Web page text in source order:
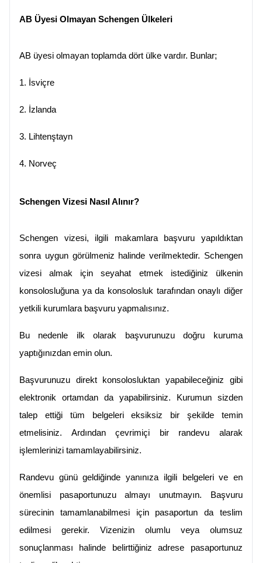
AB Üyesi Olmayan Schengen Ülkeleri
AB üyesi olmayan toplamda dört ülke vardır. Bunlar;
1. İsviçre
2. İzlanda
3. Lihtenştayn
4. Norveç
Schengen Vizesi Nasıl Alınır?
Schengen vizesi, ilgili makamlara başvuru yapıldıktan
sonra uygun görülmeniz halinde verilmektedir. Schengen
vizesi almak için seyahat etmek istediğiniz ülkenin
konsolosluğuna ya da konsolosluk tarafından onaylı diğer
yetkili kurumlara başvuru yapmalısınız.
Bu nedenle ilk olarak başvurunuzu doğru kuruma
yaptığınızdan emin olun.
Başvurunuzu direkt konsolosluktan yapabileceğiniz gibi
elektronik ortamdan da yapabilirsiniz. Kurumun sizden
talep ettiği tüm belgeleri eksiksiz bir şekilde temin
etmelisiniz. Ardından çevrimiçi bir randevu alarak
işlemlerinizi tamamlayabilirsiniz.
Randevu günü geldiğinde yanınıza ilgili belgeleri ve en
önemlisi pasaportunuzu almayı unutmayın. Başvuru
sürecinin tamamlanabilmesi için pasaportun da teslim
edilmesi gerekir. Vizenizin olumlu veya olumsuz
sonuçlanması halinde belirttiğiniz adrese pasaportunuz